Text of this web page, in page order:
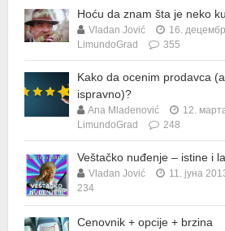
Hoću da znam šta je neko
Vladan Jović
16.
LimundoGrad
355
Kako da ocenim prodavca
ispravno)?
Ana Mladenović
12.
LimundoGrad
248
Veštačko nuđenje – istine i
Vladan Jović 11. јуна
234
Cenovnik + opcije + brzina